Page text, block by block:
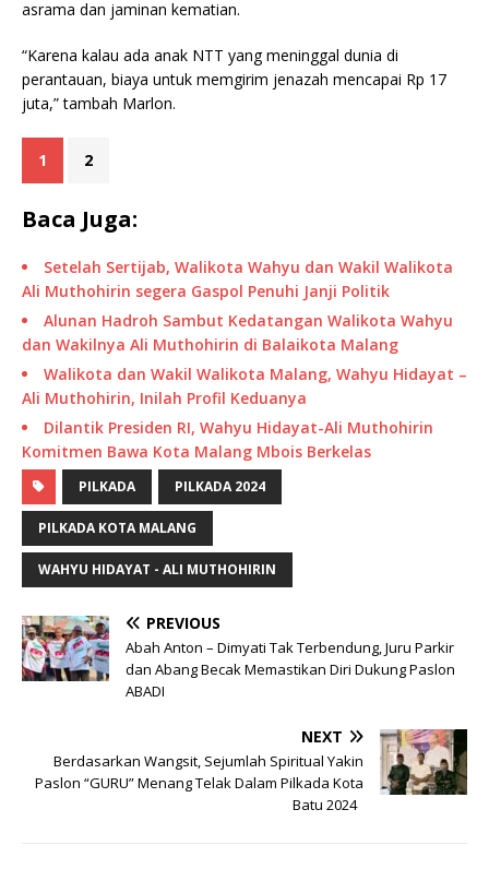
asrama dan jaminan kematian.
“Karena kalau ada anak NTT yang meninggal dunia di
perantauan, biaya untuk memgirim jenazah mencapai Rp 17
juta,” tambah Marlon.
1 2
Baca Juga:
Setelah Sertijab, Walikota Wahyu dan Wakil Walikota
Ali Muthohirin segera Gaspol Penuhi Janji Politik
Alunan Hadroh Sambut Kedatangan Walikota Wahyu
dan Wakilnya Ali Muthohirin di Balaikota Malang
Walikota dan Wakil Walikota Malang, Wahyu Hidayat –
Ali Muthohirin, Inilah Profil Keduanya
Dilantik Presiden RI, Wahyu Hidayat-Ali Muthohirin
Komitmen Bawa Kota Malang Mbois Berkelas
PILKADA PILKADA 2024
PILKADA KOTA MALANG
WAHYU HIDAYAT - ALI MUTHOHIRIN
PREVIOUS
Abah Anton – Dimyati Tak Terbendung, Juru Parkir
dan Abang Becak Memastikan Diri Dukung Paslon
ABADI
NEXT
Berdasarkan Wangsit, Sejumlah Spiritual Yakin
Paslon “GURU” Menang Telak Dalam Pilkada Kota
Batu 2024